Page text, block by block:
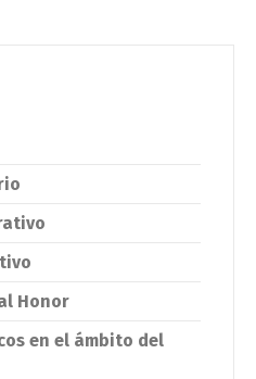
Honor
en el ámbito del